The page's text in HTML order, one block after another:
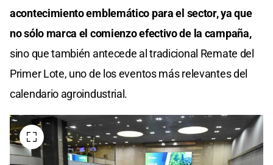
acontecimiento emblemático para el sector, ya que
no sólo marca el comienzo efectivo de la campaña,
sino que también antecede al tradicional Remate del
Primer Lote, uno de los eventos más relevantes del
calendario agroindustrial.